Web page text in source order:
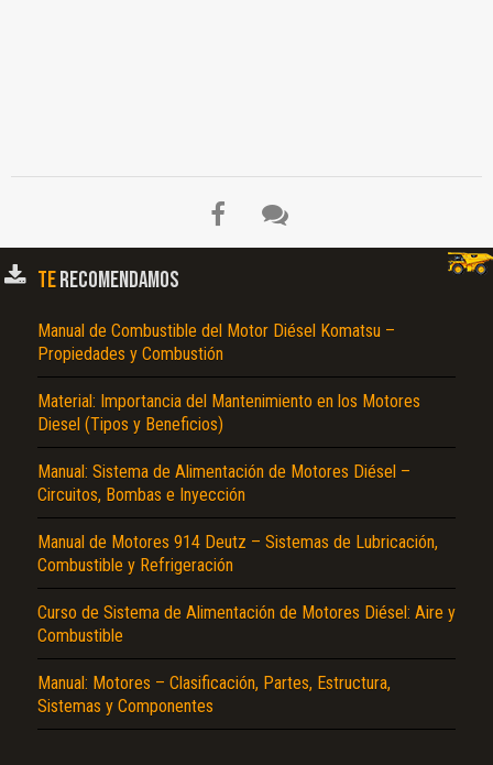
TERECOMENDAMOS
Manual de Combustible del Motor Diésel Komatsu –
Propiedades y Combustión
Material: Importancia del Mantenimiento en los Motores
Diesel (Tipos y Beneficios)
Manual: Sistema de Alimentación de Motores Diésel –
Circuitos, Bombas e Inyección
Manual de Motores 914 Deutz – Sistemas de Lubricación,
Combustible y Refrigeración
Curso de Sistema de Alimentación de Motores Diésel: Aire y
Combustible
Manual: Motores – Clasificación, Partes, Estructura,
Sistemas y Componentes
Texto o Imagen de portada son erróneos.
No carga o no se visualiza el contenido.
Reportar otro tipo de error...